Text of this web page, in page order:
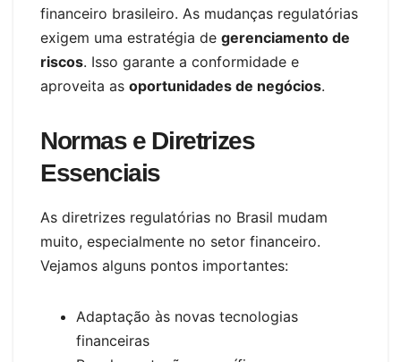
financeiro brasileiro. As mudanças regulatórias
exigem uma estratégia de gerenciamento de
riscos. Isso garante a conformidade e
aproveita as oportunidades de negócios.
Normas e Diretrizes
Essenciais
As diretrizes regulatórias no Brasil mudam
muito, especialmente no setor financeiro.
Vejamos alguns pontos importantes:
Adaptação às novas tecnologias
financeiras